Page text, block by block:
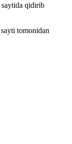
saytida qidirib
sayti tomonidan